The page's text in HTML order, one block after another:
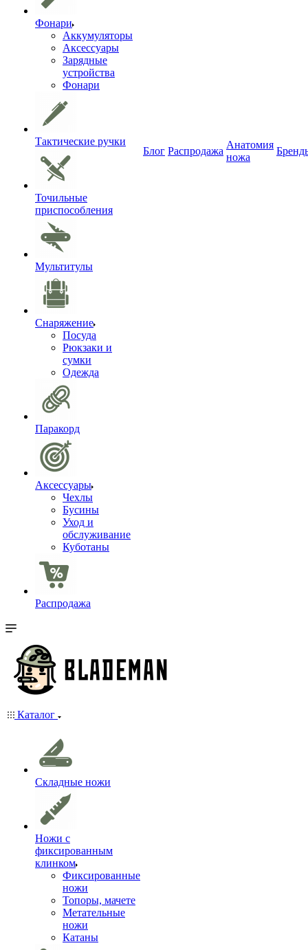
Фонари
Аккумуляторы
Аксессуары
Зарядные
устройства
Фонари
Тактические ручки
Точильные
приспособления
Мультитулы
Снаряжение
Посуда
Рюкзаки и
сумки
Одежда
Паракорд
Аксессуары
Чехлы
Бусины
Уход и
обслуживание
Куботаны
Распродажа
Блог Распродажа
Анатомия
ножа
Каталог
Складные ножи
Ножи с
фиксированным
клинком
Фиксированные
ножи
Топоры, мачете
Метательные
ножи
Катаны